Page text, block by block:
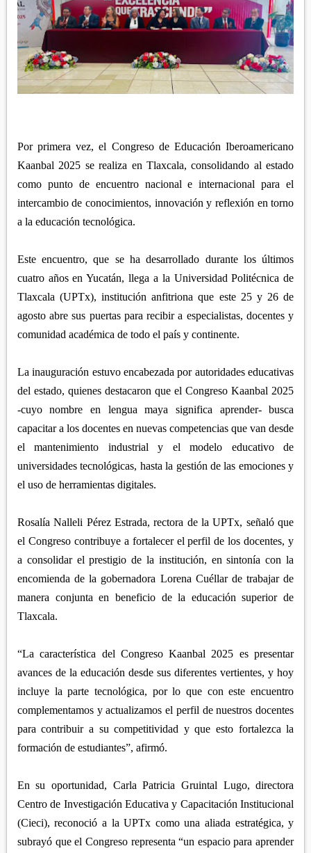
TURISMO
DEPORTES
CAPITAL
REGIÓN ORIENTE
HUAMANTLA
IXTENCO
ZITLALTEPEC
TERRENATE
REGIÓN CENTRO-NORTE
SAN JOSÉ TEACALCO
TOCATLÁN
TLAXCO
XALOZTOC
REGIÓN CENTRO-SUR
CHIAUTEMPAN
CONTLA
SAN PABLO DEL MONTE
ZACATELCO
REGIÓN PONIENTE
HUEYOTLIPAN
SANCTÓRUM
NACIONAL
TELEMEDIOS TV
Por primera vez, el Congreso de Educación Iberoamericano
Kaanbal 2025 se realiza en Tlaxcala, consolidando al estado
como punto de encuentro nacional e internacional para el
intercambio de conocimientos, innovación y reflexión en torno
a la educación tecnológica.
Este encuentro, que se ha desarrollado durante los últimos
cuatro años en Yucatán, llega a la Universidad Politécnica de
Tlaxcala (UPTx), institución anfitriona que este 25 y 26 de
agosto abre sus puertas para recibir a especialistas, docentes y
comunidad académica de todo el país y continente.
La inauguración estuvo encabezada por autoridades educativas
del estado, quienes destacaron que el Congreso Kaanbal 2025
-cuyo nombre en lengua maya significa aprender- busca
capacitar a los docentes en nuevas competencias que van desde
el mantenimiento industrial y el modelo educativo de
universidades tecnológicas, hasta la gestión de las emociones y
el uso de herramientas digitales.
Rosalía Nalleli Pérez Estrada, rectora de la UPTx, señaló que
el Congreso contribuye a fortalecer el perfil de los docentes, y
a consolidar el prestigio de la institución, en sintonía con la
encomienda de la gobernadora Lorena Cuéllar de trabajar de
manera conjunta en beneficio de la educación superior de
Tlaxcala.
“La característica del Congreso Kaanbal 2025 es presentar
avances de la educación desde sus diferentes vertientes, y hoy
incluye la parte tecnológica, por lo que con este encuentro
complementamos y actualizamos el perfil de nuestros docentes
para contribuir a su competitividad y que esto fortalezca la
formación de estudiantes”, afirmó.
En su oportunidad, Carla Patricia Gruintal Lugo, directora
Centro de Investigación Educativa y Capacitación Institucional
(Cieci), reconoció a la UPTx como una aliada estratégica, y
subrayó que el Congreso representa “un espacio para aprender